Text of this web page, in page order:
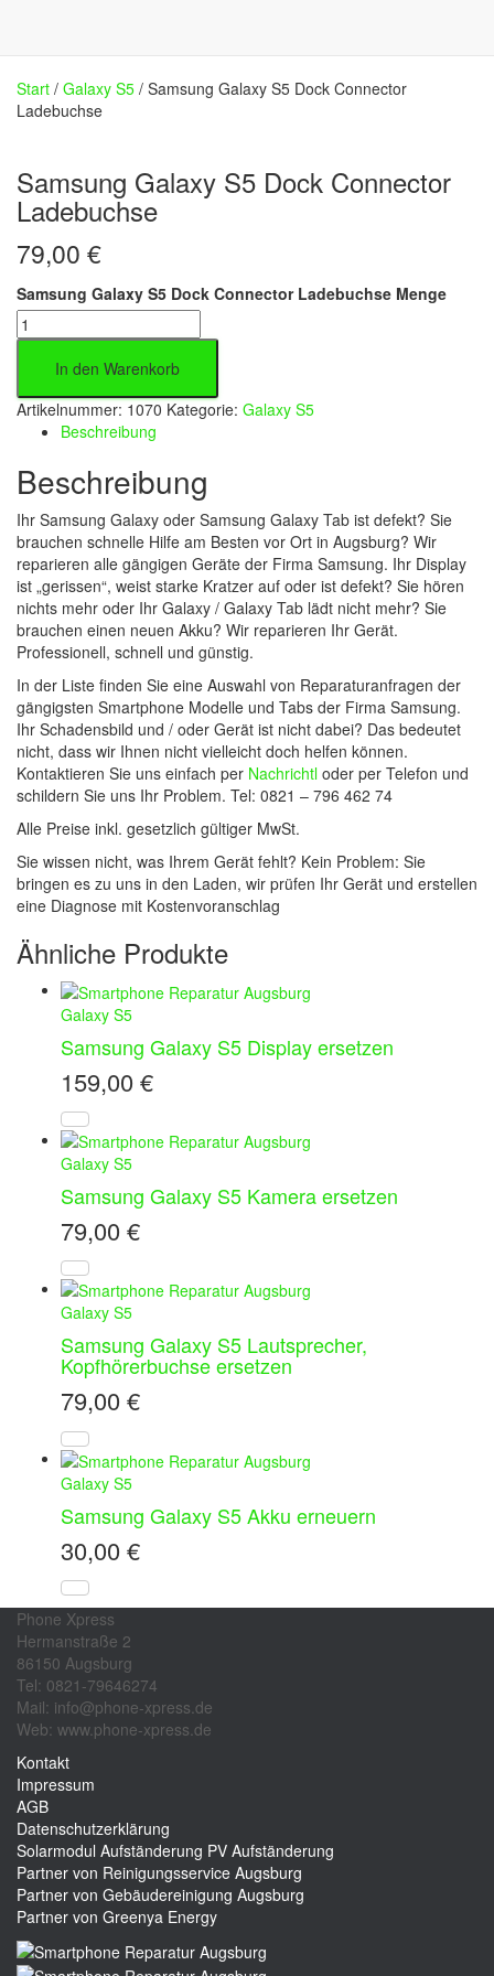
Start / Galaxy S5 / Samsung Galaxy S5 Dock Connector
Ladebuchse
Samsung Galaxy S5 Dock Connector
Ladebuchse
79,00 €
Samsung Galaxy S5 Dock Connector Ladebuchse Menge
In den Warenkorb
Artikelnummer: 1070 Kategorie: Galaxy S5
Beschreibung
Beschreibung
Ihr Samsung Galaxy oder Samsung Galaxy Tab ist defekt? Sie
brauchen schnelle Hilfe am Besten vor Ort in Augsburg? Wir
reparieren alle gängigen Geräte der Firma Samsung. Ihr Display
ist „gerissen“, weist starke Kratzer auf oder ist defekt? Sie hören
nichts mehr oder Ihr Galaxy / Galaxy Tab lädt nicht mehr? Sie
brauchen einen neuen Akku? Wir reparieren Ihr Gerät.
Professionell, schnell und günstig.
In der Liste finden Sie eine Auswahl von Reparaturanfragen der
gängigsten Smartphone Modelle und Tabs der Firma Samsung.
Ihr Schadensbild und / oder Gerät ist nicht dabei? Das bedeutet
nicht, dass wir Ihnen nicht vielleicht doch helfen können.
Kontaktieren Sie uns einfach per Nachrichtl oder per Telefon und
schildern Sie uns Ihr Problem. Tel: 0821 – 796 462 74
Alle Preise inkl. gesetzlich gültiger MwSt.
Sie wissen nicht, was Ihrem Gerät fehlt? Kein Problem: Sie
bringen es zu uns in den Laden, wir prüfen Ihr Gerät und erstellen
eine Diagnose mit Kostenvoranschlag
Ähnliche Produkte
Galaxy S5
Samsung Galaxy S5 Display ersetzen
159,00 €
Galaxy S5
Samsung Galaxy S5 Kamera ersetzen
79,00 €
Galaxy S5
Samsung Galaxy S5 Lautsprecher,
Kopfhörerbuchse ersetzen
79,00 €
Galaxy S5
Samsung Galaxy S5 Akku erneuern
30,00 €
Phone Xpress
Hermanstraße 2
86150 Augsburg
Tel: 0821-79646274
Mail: info@phone-xpress.de
Web: www.phone-xpress.de
Kontakt
Impressum
AGB
Datenschutzerklärung
Solarmodul Aufständerung PV Aufständerung
Partner von Reinigungsservice Augsburg
Partner von Gebäudereinigung Augsburg
Partner von Greenya Energy